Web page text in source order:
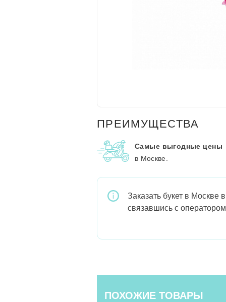
ПРЕИМУЩЕСТВА
Самые выгодные цены
в Москве.
Заказать букет в Москве
связавшись с
ПОХОЖИЕ ТОВАРЫ